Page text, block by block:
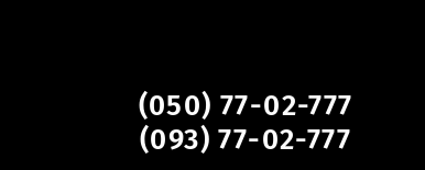
(050) 77-02-777
(093) 77-02-777